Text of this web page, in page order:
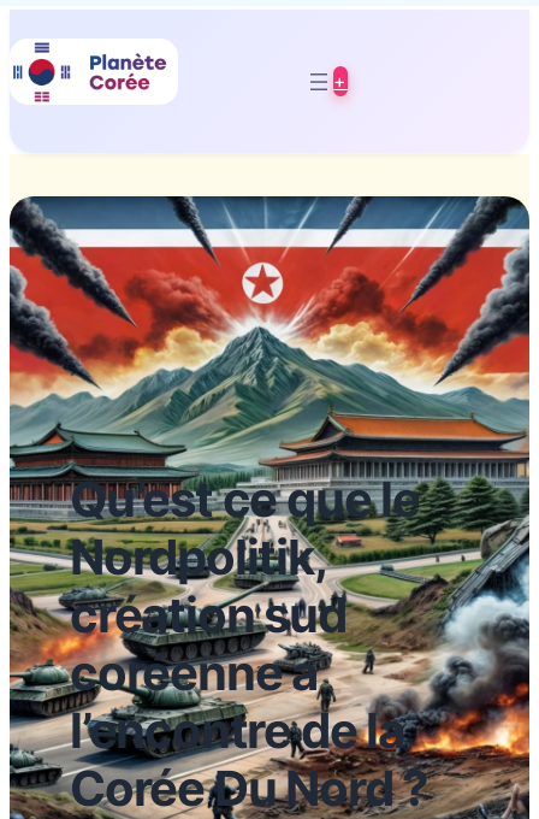
+
Qu’est ce que le
Nordpolitik,
création sud
coréenne a
l’encontre de la
Corée Du Nord ?